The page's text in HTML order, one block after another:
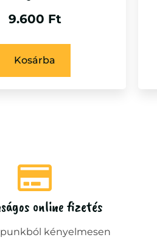
9.600 Ft
Kosárba
online fizetés
kényelmesen